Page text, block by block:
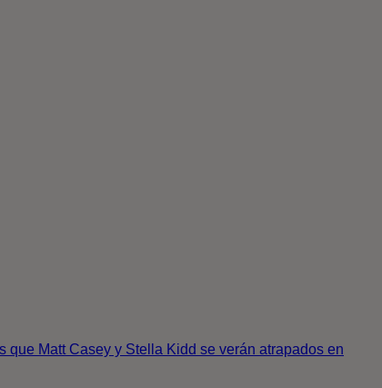
que Matt Casey y Stella Kidd se verán atrapados en